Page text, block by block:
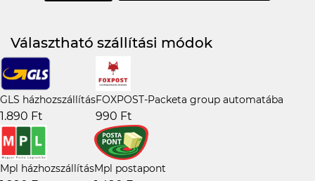
Választható szállítási módok
GLS házhozszállítás
1.890 Ft
FOXPOST-Packeta group automatába
990 Ft
Mpl házhozszállításMpl postapont